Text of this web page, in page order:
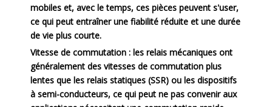
mobiles et, avec le temps, ces pièces peuvent s'user,
ce qui peut entraîner une fiabilité réduite et une durée
de vie plus courte.
Vitesse de commutation : les relais mécaniques ont
généralement des vitesses de commutation plus
lentes que les relais statiques (SSR) ou les dispositifs
à semi-conducteurs, ce qui peut ne pas convenir aux